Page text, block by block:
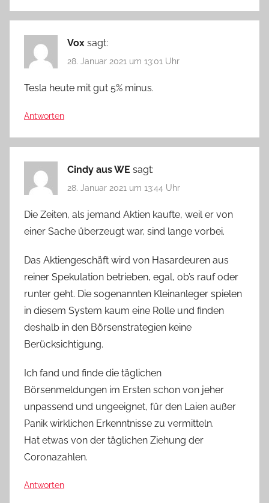
Vox sagt:
28. Januar 2021 um 13:01 Uhr
Tesla heute mit gut 5% minus.
Antworten
Cindy aus WE sagt:
28. Januar 2021 um 13:44 Uhr
Die Zeiten, als jemand Aktien kaufte, weil er von
einer Sache überzeugt war, sind lange vorbei.
Das Aktiengeschäft wird von Hasardeuren aus
reiner Spekulation betrieben, egal, ob’s rauf oder
runter geht. Die sogenannten Kleinanleger spielen
in diesem System kaum eine Rolle und finden
deshalb in den Börsenstrategien keine
Berücksichtigung.
Ich fand und finde die täglichen
Börsenmeldungen im Ersten schon von jeher
unpassend und ungeeignet, für den Laien außer
Panik wirklichen Erkenntnisse zu vermitteln.
Hat etwas von der täglichen Ziehung der
Coronazahlen.
Antworten